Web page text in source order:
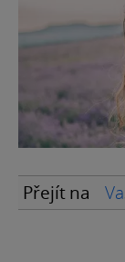
Přejít na